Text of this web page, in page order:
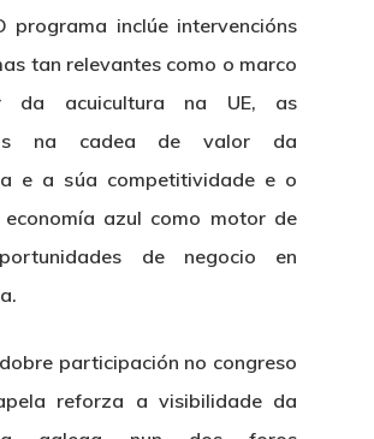
programa inclúe intervencións
tan relevantes como o marco
da acuicultura na UE, as
na cadea de valor da
e a súa competitividade e o
azul como motor de
de negocio en
participación no congreso
reforza a visibilidade da